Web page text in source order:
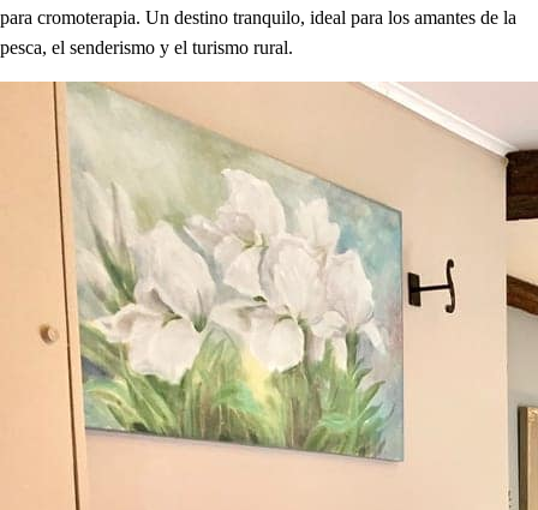
para cromoterapia. Un destino tranquilo, ideal para los amantes de la
pesca, el senderismo y el turismo rural.